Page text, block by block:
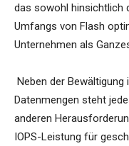
das sowohl hinsichtlich
Umfangs von Flash
Unternehmen als
Neben der
Datenmengen steht
anderen
IOPS-Leistung für